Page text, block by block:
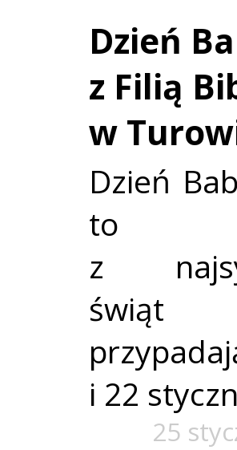
Dzień
z Filią
w
Dzień
to
z
świąt
i 22
25